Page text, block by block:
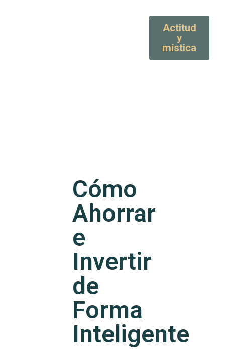
Cómo
Ahorrar
e
Invertir
de
Forma
Inteligente
Actitud
y
mística